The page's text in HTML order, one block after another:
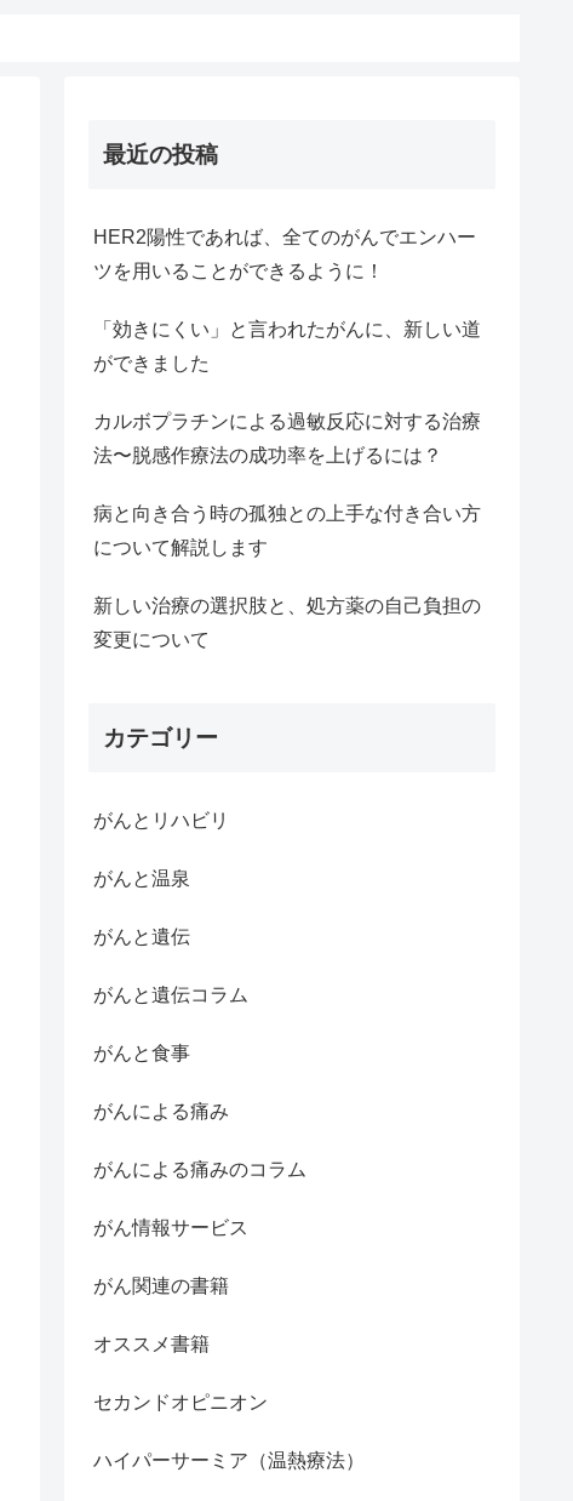
最近の投稿
HER2陽性であれば、全てのがんでエンハー
ツを用いることができるように！
「効きにくい」と言われたがんに、新しい道
ができました
カルボプラチンによる過敏反応に対する治療
法〜脱感作療法の成功率を上げるには？
病と向き合う時の孤独との上手な付き合い方
について解説します
新しい治療の選択肢と、処方薬の自己負担の
変更について
カテゴリー
がんとリハビリ
がんと温泉
がんと遺伝
がんと遺伝コラム
がんと食事
がんによる痛み
がんによる痛みのコラム
がん情報サービス
がん関連の書籍
オススメ書籍
セカンドオピニオン
ハイパーサーミア（温熱療法）